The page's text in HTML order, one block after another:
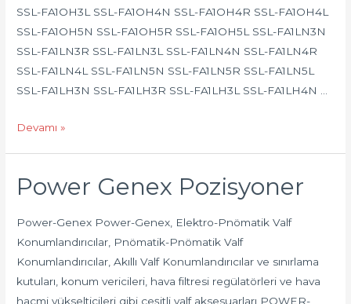
SSL-FA1OH3L SSL-FA1OH4N SSL-FA1OH4R SSL-FA1OH4L
SSL-FA1OH5N SSL-FA1OH5R SSL-FA1OH5L SSL-FA1LN3N
SSL-FA1LN3R SSL-FA1LN3L SSL-FA1LN4N SSL-FA1LN4R
SSL-FA1LN4L SSL-FA1LN5N SSL-FA1LN5R SSL-FA1LN5L
SSL-FA1LH3N SSL-FA1LH3R SSL-FA1LH3L SSL-FA1LH4N …
Ürün
Genex
Devamı »
Power Genex Pozisyoner
Power-Genex Power-Genex, Elektro-Pnömatik Valf
Konumlandırıcılar, Pnömatik-Pnömatik Valf
Konumlandırıcılar, Akıllı Valf Konumlandırıcılar ve sınırlama
kutuları, konum vericileri, hava filtresi regülatörleri ve hava
hacmi yükselticileri gibi çeşitli valf aksesuarları POWER-